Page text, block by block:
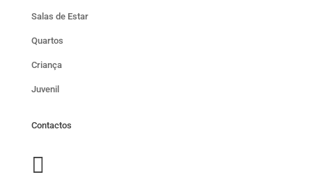
Salas de Estar
Quartos
Criança
Juvenil
Contactos
